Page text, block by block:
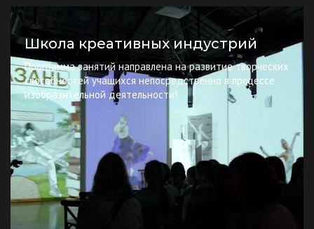
Школа креативных индустрий
Программа занятий направлена на развитие творческих
способностей учащихся непосредственно в процессе
изобразительной деятельности!